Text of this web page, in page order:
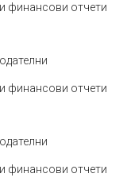
финансови отчети
финансови отчети
финансови отчети